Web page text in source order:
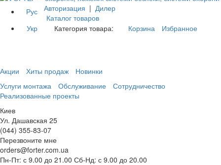
Рус
Укр
Авторизация | Дилер
Каталог товаров
Категория товара:
Корзина Избранное
Акции Хиты продаж
Новинки
Услуги монтажа
Обслуживание
Сотрудничество
Реализованные проекты
Киев
Ул. Дашавская 25
(044) 355-83-07
Перезвоните мне
orders@forter.com.ua
Пн-Пт: с 9.00 до 21.00 Сб-Нд: с 9.00 до 20.00